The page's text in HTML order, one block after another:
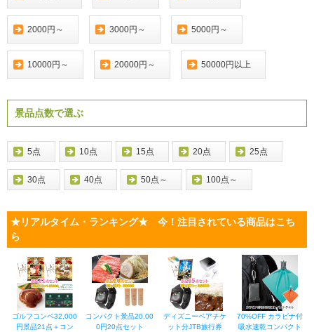
2000円～ 3000円～ 5000円～
10000円～ 20000円～ 50000円以上
景品点数で選ぶ
5点 10点 15点 20点 25点
30点 40点 50点～ 100点～
★リアルタイム・ランキング★ 今！注目されている商品はこち
ら
ゴルフコンペ32,000
円景品21点＋コン
コンパクト景品20,00
0円20点セット
ディズニーペアチケ
ット分JTB旅行券
70%OFF カラビナ付
吸水速乾コンパクト